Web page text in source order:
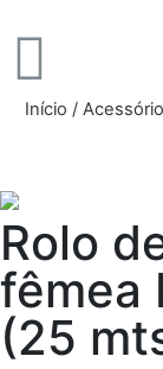
Início /
Rolo
fêmea
(25